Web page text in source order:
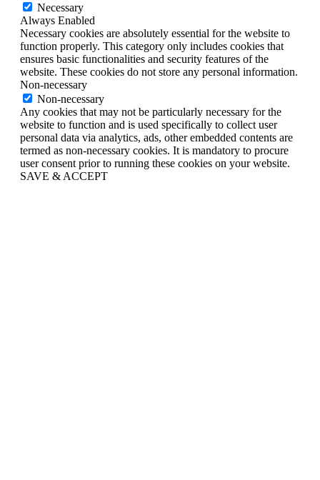
Necessary
Always Enabled
Necessary cookies are absolutely essential for the website to
function properly. This category only includes cookies that
ensures basic functionalities and security features of the
website. These cookies do not store any personal information.
Non-necessary
Non-necessary
Any cookies that may not be particularly necessary for the
website to function and is used specifically to collect user
personal data via analytics, ads, other embedded contents are
termed as non-necessary cookies. It is mandatory to procure
user consent prior to running these cookies on your website.
SAVE & ACCEPT